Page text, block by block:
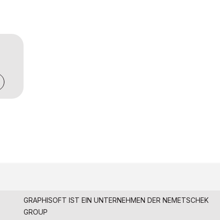
GRAPHISOFT IST EIN UNTERNEHMEN DERNEMETSCHEK
GROUP